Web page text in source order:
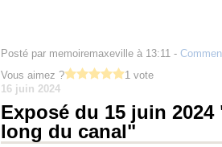
Posté par memoiremaxeville à 13:11 -
Vous aimez ?
1 vote
16 juin 2024
Exposé du 15 juin
long du canal"